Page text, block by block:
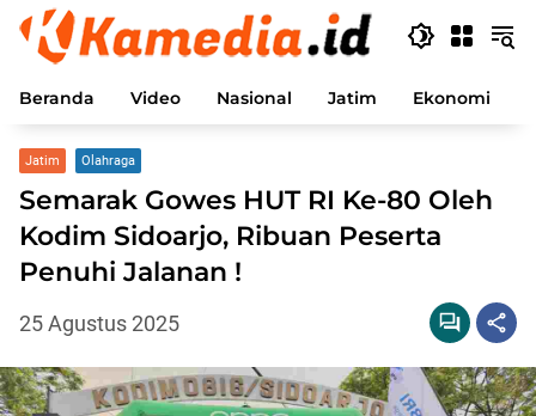
Langsung
konten
Beranda Video Nasional Jatim Ekonomi
Jatim Olahraga
Semarak Gowes HUT RI Ke-80 Oleh
Kodim Sidoarjo, Ribuan Peserta
Penuhi Jalanan !
25 Agustus 2025